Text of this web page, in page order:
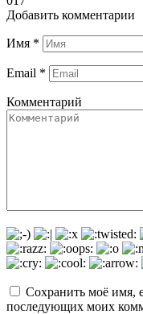
Добавить комментарии
Имя *
Email *
Комментарий
Сохранить моё имя,
последующих моих